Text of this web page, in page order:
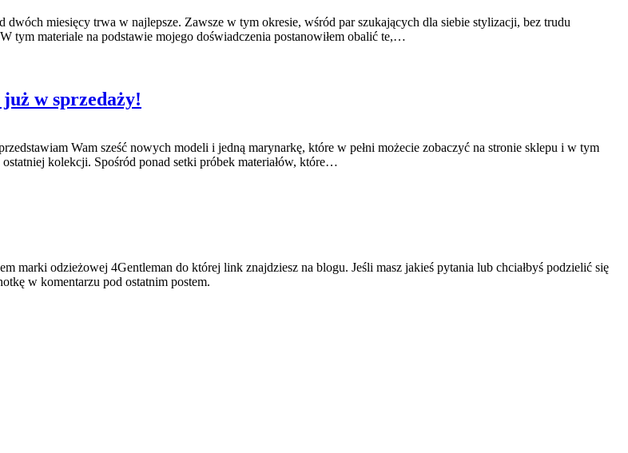
miesięcy trwa w najlepsze. Zawsze w tym okresie, wśród par szukających dla siebie stylizacji, bez trudu
tym materiale na podstawie mojego doświadczenia postanowiłem obalić te,…
w sprzedaży!
Wam sześć nowych modeli i jedną marynarkę, które w pełni możecie zobaczyć na stronie sklepu i w tym
kolekcji. Spośród ponad setki próbek materiałów, które…
marki odzieżowej 4Gentleman do której link znajdziesz na blogu. Jeśli masz jakieś pytania lub chciałbyś podzielić się
w komentarzu pod ostatnim postem.